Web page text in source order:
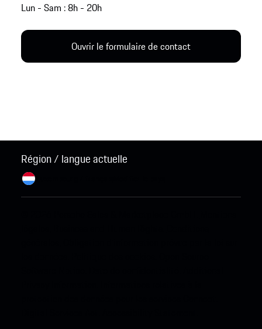
Lun - Sam : 8h - 20h
Ouvrir le formulaire de contact
Région / langue actuelle